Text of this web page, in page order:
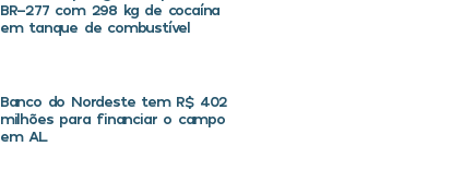
BR-277 com 298 kg de cocaína
em tanque de combustível
Banco do Nordeste tem R$ 402
milhões para financiar o campo
em AL